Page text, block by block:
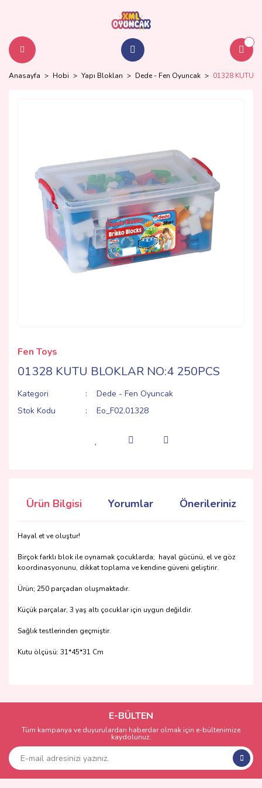
Anasayfa Hobi Yapı Blokları Dede - Fen Oyuncak 01328 KUTU
Fen Toys
01328 KUTU BLOKLAR NO:4 250PCS
Kategori
Dede - Fen Oyuncak
Stok Kodu
Eo_F02.01328
Ürün Bilgisi Yorumlar Önerileriniz
Hayal et ve oluştur!
Birçok farklı blok ile oynamak çocuklarda; hayal gücünü, el ve göz
koordinasyonunu, dikkat toplama ve kendine güveni geliştirir.
Ürün; 250 parçadan oluşmaktadır.
Küçük parçalar, 3 yaş altı çocuklar için uygun değildir.
Sağlık testlerinden geçmiştir.
Kutu ölçüsü: 31*45*31 Cm
Yorum Yaz
kullanarak tarafımıza iletebilirsiniz.
Görüş ve önerileriniz için teşekkür ederiz.
Ürün açıklamasında eksik bilgiler bulunuyor.
Ürün bilgilerinde hatalar bulunuyor.
E-BÜLTEN
Tüm kampanya ve duyurulardan haberdar olmak için e-bültenimize
kaydolunuz.